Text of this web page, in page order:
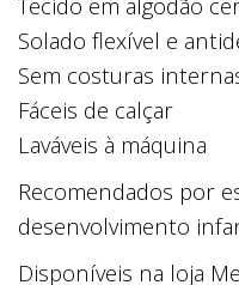
Solado flexível e
Sem costuras
Fáceis de calçar
Laváveis à máquina
Recomendados por
desenvolvimento
Disponíveis na loja